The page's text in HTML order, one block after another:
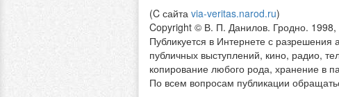
(C сайта via-veritas.narod.ru)
Copyright © В. П. Данилов. Гродно. 1998,
Публикуется в Интернете с разрешения
публичных выступлений, кино, радио,
копирование любого рода, хранение в
По всем вопросам публикации